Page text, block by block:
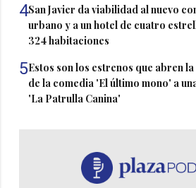
4San Javier da viabilidad al nuevo
urbano y a un hotel de cuatro
324 habitaciones
5Estos son los estrenos que abren
de la comedia 'El último mono' a
'La Patrulla Canina'